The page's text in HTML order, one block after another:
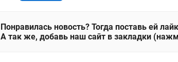
Понравилась новость? Тогда поставь ей
А так же, добавь наш сайт в закладки